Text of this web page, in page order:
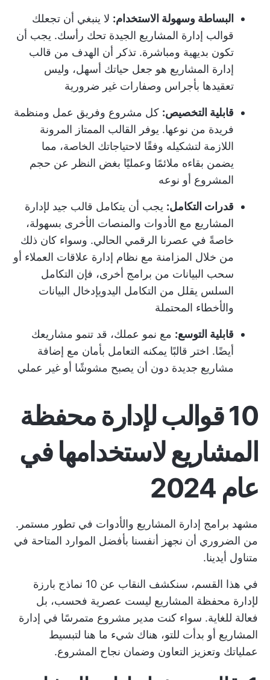
البساطة وسهولة الاستخدام: لا ينبغي أن تجعلك
قوالب إدارة المشاريع الجيدة تحك رأسك. يجب أن
تكون بديهية ومباشرة. تذكر أن الهدف من قالب
إدارة المشاريع هو جعل حياتك أسهل، وليس
تعقيدها بأجراس وصفارات غير ضرورية
قابلية التخصيص: كل مشروع وفريق عمل ومنظمة
فريدة من نوعها. يوفر القالب الممتاز المرونة
اللازمة لتشكيله وفقًا لاحتياجاتك الخاصة، مما
يضمن بقاءه ملائمًا وعمليًا بغض النظر عن حجم
المشروع أو نوعه
قدرات التكامل: يجب أن يتكامل قالب جيد لإدارة
المشاريع مع الأدوات والمنصات الأخرى بسهولة،
خاصةً في عصرنا الرقمي الحالي. وسواء كان ذلك
من خلال المزامنة مع نظام إدارة علاقات العملاء أو
سحب البيانات من برامج أخرى، فإن التكامل
السلس يقلل من التكامل اليدويإدخال البيانات
والأخطاء المحتملة
قابلية التوسع: مع نمو عملك، قد تنمو مشاريعك
أيضًا. اختر قالبًا يمكنه التعامل بأمان مع إضافة
مشاريع جديدة دون أن يصبح مشوشًا أو غير عملي
10 قوالب لإدارة محفظة
المشاريع لاستخدامها في
عام 2024
مشهد برامج إدارة المشاريع والأدوات في تطور مستمر.
من الضروري أن نجهز أنفسنا بأفضل الموارد المتاحة في
متناول أيدينا.
في هذا القسم، سنكشف النقاب عن 10 نماذج بارزة
لإدارة محفظة المشاريع ليست عصرية فحسب، بل
فعالة للغاية. سواء كنت مدير مشروع متمرسًا في إدارة
المشاريع أو بدأت للتو، هناك شيء ما هنا لتبسيط
عملياتك وتعزيز التعاون وضمان نجاح المشروع.